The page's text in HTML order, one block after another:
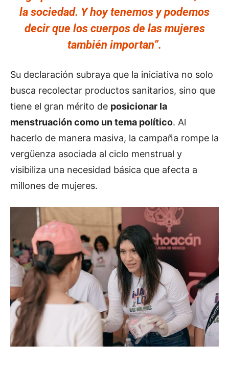
la sociedad. Y hoy tenemos y podemos
decir que los cuerpos de las mujeres
también importan”.
Su declaración subraya que la iniciativa no solo
busca recolectar productos sanitarios, sino que
tiene el gran mérito de posicionar la
menstruación como un tema político. Al
hacerlo de manera masiva, la campaña rompe la
vergüenza asociada al ciclo menstrual y
visibiliza una necesidad básica que afecta a
millones de mujeres.